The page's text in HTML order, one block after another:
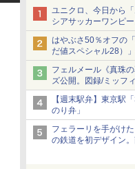
ユニクロ、今日から
シアサッカーワンピ
ショーツは1990円に
はやぶさ50％オフの
だ値スペシャル28）
ねっと限定
フェルメール《真珠
ズ公開。図録/ミッフ
か、注目ブランドコ
【週末駅弁】東京駅
のり弁」
フェラーリを手がけ
の鉄道を初デザイン